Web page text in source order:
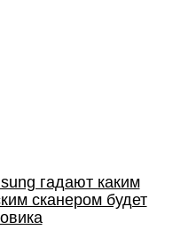
гадают каким
сканером будет